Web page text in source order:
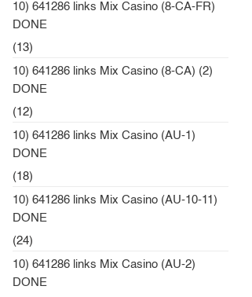
10) 641286 links Mix Casino (8-CA-FR)
DONE
(13)
10) 641286 links Mix Casino (8-CA) (2)
DONE
(12)
10) 641286 links Mix Casino (AU-1)
DONE
(18)
10) 641286 links Mix Casino (AU-10-11)
DONE
(24)
10) 641286 links Mix Casino (AU-2)
DONE